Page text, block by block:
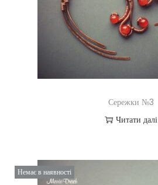
Сережки №3
Читати далі
Немає в наявності